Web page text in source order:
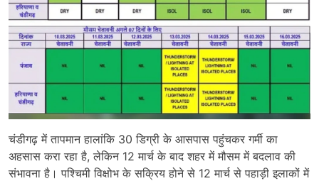
चंडीगढ़ में तापमान हालांकि 30 डिग्री के आसपास पहुंचकर गर्मी का
अहसास करा रहा है, लेकिन 12 मार्च के बाद शहर में मौसम में बदलाव की
संभावना है। पश्चिमी विक्षोभ के सक्रिय होने से 12 मार्च से पहाड़ी इलाकों में